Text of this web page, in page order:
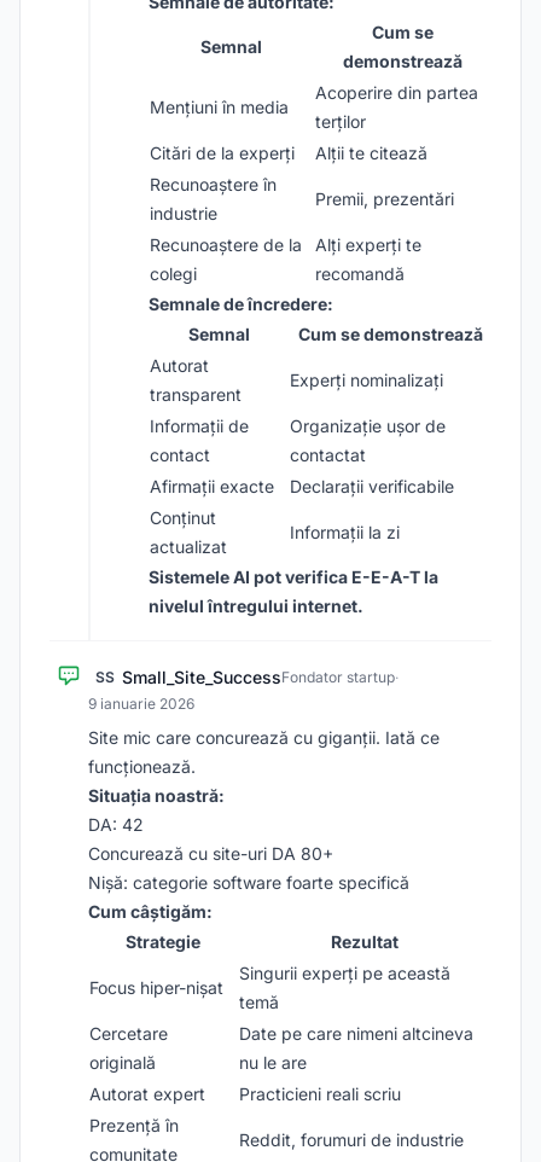
Semnal
Cum se
demonstrează
Mențiuni în media
Acoperire din partea
terților
Citări de la experți
Alții te citează
Recunoaștere în
industrie
Premii, prezentări
Recunoaștere de la
colegi
Alți experți te
recomandă
Semnale de încredere:
Semnal
Cum se demonstrează
Autorat
transparent
Experți nominalizați
Informații de
contact
Organizație ușor de
contactat
Afirmații exacte
Declarații verificabile
Conținut
actualizat
Informații la zi
Sistemele AI pot verifica E-E-A-T la
nivelul întregului internet.
SS Small_Site_SuccessFondator startup·
9 ianuarie 2026
Site mic care concurează cu giganții. Iată ce
funcționează.
Situația noastră:
DA: 42
Concurează cu site-uri DA 80+
Nișă: categorie software foarte specifică
Cum câștigăm:
Strategie
Rezultat
Focus hiper-nișat
Singurii experți pe această
temă
Cercetare
originală
Date pe care nimeni altcineva
nu le are
Autorat expert
Practicieni reali scriu
Prezență în
comunitate
Reddit, forumuri de industrie